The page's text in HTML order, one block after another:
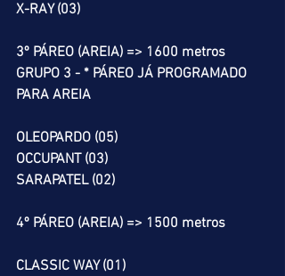
X-RAY (03)
3º PÁREO (AREIA) => 1600 metros
GRUPO 3 - * PÁREO JÁ PROGRAMADO
PARA AREIA
OLEOPARDO (05)
OCCUPANT (03)
SARAPATEL (02)
4º PÁREO (AREIA) => 1500 metros
CLASSIC WAY (01)